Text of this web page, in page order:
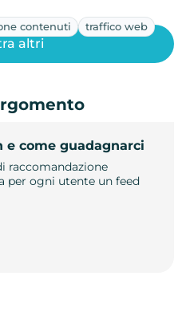
contenuti
traffico web
e come guadagnarci
raccomandazione
per ogni utente un feed
altri